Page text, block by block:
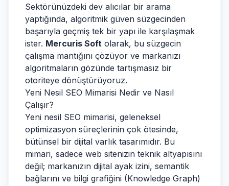
Sektörünüzdeki dev alıcılar bir arama
yaptığında, algoritmik güven süzgecinden
başarıyla geçmiş tek bir yapı ile karşılaşmak
ister. Mercuris Soft olarak, bu süzgecin
çalışma mantığını çözüyor ve markanızı
algoritmaların gözünde tartışmasız bir
otoriteye dönüştürüyoruz.
Yeni Nesil SEO Mimarisi Nedir ve Nasıl
Çalışır?
Yeni nesil SEO mimarisi, geleneksel
optimizasyon süreçlerinin çok ötesinde,
bütünsel bir dijital varlık tasarımıdır. Bu
mimari, sadece web sitenizin teknik altyapısını
değil; markanızın dijital ayak izini, semantik
bağlarını ve bilgi grafiğini (Knowledge Graph)